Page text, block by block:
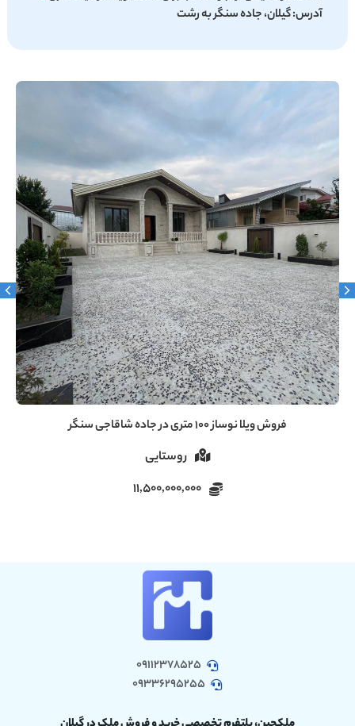
آدرس: گیلان، جاده سنگر به رشت
فروش ویلا ۶۰ متری دنج در سروندان سنگر رشت
09112378525
09336295255